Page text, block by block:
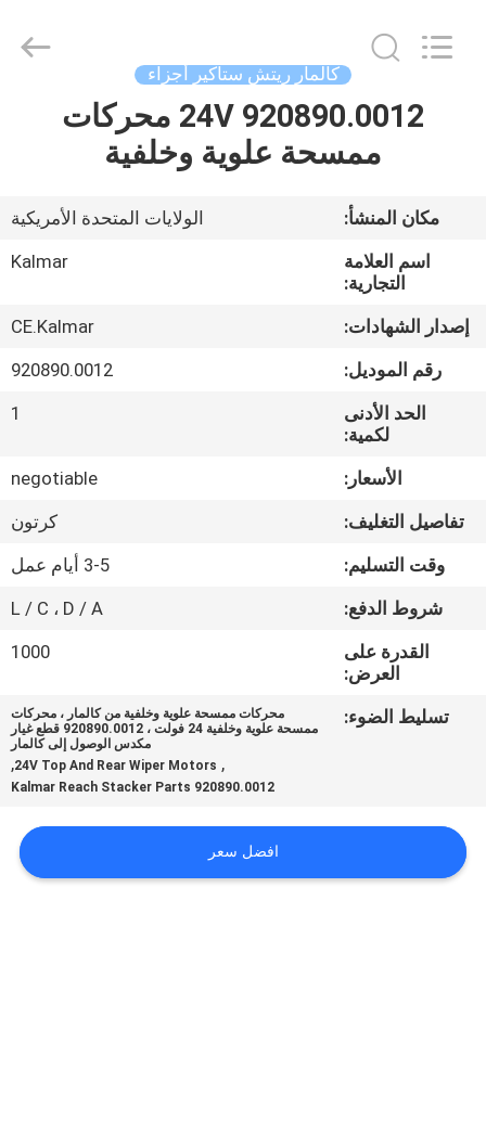
الصفحة
الرئيسية
منتجات
معلومات
عنا
جولة
المعمل
مراقبة
الجودة
اتصل
خريطة
Electromechanical
كالمار ريتش ستاكير أجزاء
24V 920890.0012 محركات
ممسحة علوية وخلفية
مكان المنشأ:
الولايات المتحدة الأمريكية
اسم العلامة
التجارية:
Kalmar
إصدار الشهادات:
CE.Kalmar
رقم الموديل:
920890.0012
الحد الأدنى
لكمية:
1
الأسعار:
negotiable
تفاصيل التغليف:
كرتون
وقت التسليم:
3-5 أيام عمل
شروط الدفع:
L / C ، D / A
القدرة على
العرض:
1000
تسليط الضوء:
محركات ممسحة علوية وخلفية من كالمار ، محركات
ممسحة علوية وخلفية 24 فولت ، 920890.0012 قطع غيار
مكدس الوصول إلى كالمار
,
24V Top And Rear Wiper Motors
,
920890.0012 Kalmar Reach Stacker Parts
افضل سعر